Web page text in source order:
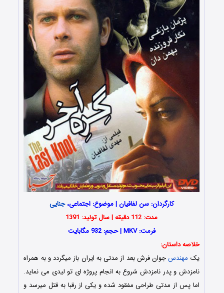
کارگردان: سن لفافیان | موضوع: اجتماعی،جنایی
مدت: 112 دقیقه | سال تولید: 1391
فرمت: MKV | حجم: 932 مگابایت
خلاصه داستان:
یک مهندسجوان فرش بعد از مدتی به ایران باز میگردد و به همراه
نامزدش و پدر نامزدش شروع به انجام پروژه ای تو لیدی می نماید.
اما پس از مدتی طراحی مفقود شده و یکی از رقبا به قتل میرسد و